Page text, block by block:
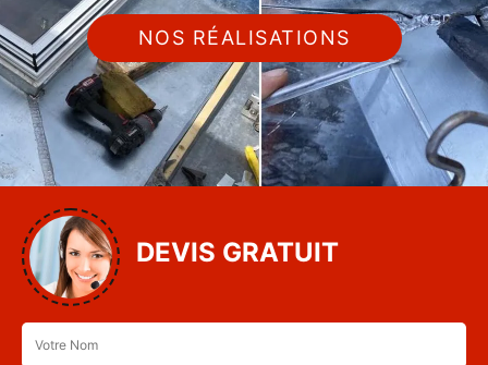
NOS RÉALISATIONS
DEVIS GRATUIT